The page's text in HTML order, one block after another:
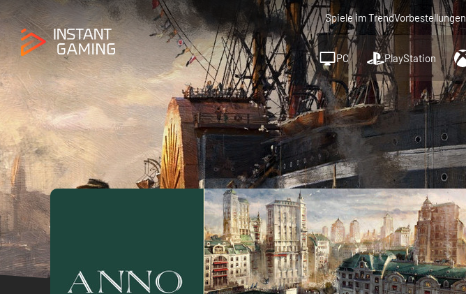
Spiele im TrendVorbestellungen
PC PlayStation